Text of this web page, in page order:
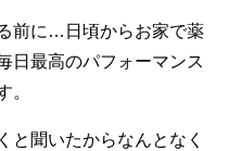
前に…日頃からお家で薬
日最高のパフォーマンス
。
と聞いたからなんとなく